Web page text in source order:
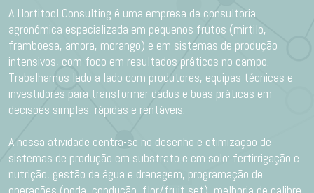
A Hortitool Consulting é uma empresa de consultoria
agronómica especializada em pequenos frutos (mirtilo,
framboesa, amora, morango) e em sistemas de produção
intensivos, com foco em resultados práticos no campo.
Trabalhamos lado a lado com produtores, equipas técnicas e
investidores para transformar dados e boas práticas em
decisões simples, rápidas e rentáveis.
A nossa atividade centra-se no desenho e otimização de
sistemas de produção em substrato e em solo: fertirrigação e
nutrição, gestão de água e drenagem, programação de